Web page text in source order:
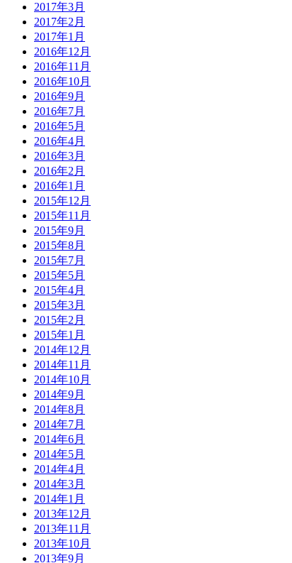
2017年3月
2017年2月
2017年1月
2016年12月
2016年11月
2016年10月
2016年9月
2016年7月
2016年5月
2016年4月
2016年3月
2016年2月
2016年1月
2015年12月
2015年11月
2015年9月
2015年8月
2015年7月
2015年5月
2015年4月
2015年3月
2015年2月
2015年1月
2014年12月
2014年11月
2014年10月
2014年9月
2014年8月
2014年7月
2014年6月
2014年5月
2014年4月
2014年3月
2014年1月
2013年12月
2013年11月
2013年10月
2013年9月